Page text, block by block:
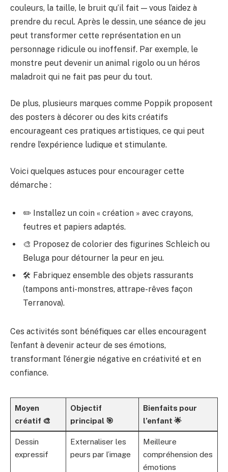
couleurs, la taille, le bruit qu’il fait — vous l’aidez à
prendre du recul. Après le dessin, une séance de jeu
peut transformer cette représentation en un
personnage ridicule ou inoffensif. Par exemple, le
monstre peut devenir un animal rigolo ou un héros
maladroit qui ne fait pas peur du tout.
De plus, plusieurs marques comme Poppik proposent
des posters à décorer ou des kits créatifs
encourageant ces pratiques artistiques, ce qui peut
rendre l’expérience ludique et stimulante.
Voici quelques astuces pour encourager cette
démarche :
✏️ Installez un coin « création » avec crayons,
feutres et papiers adaptés.
🎨 Proposez de colorier des figurines Schleich ou
Beluga pour détourner la peur en jeu.
🛠️ Fabriquez ensemble des objets rassurants
(tampons anti-monstres, attrape-rêves façon
Terranova).
Ces activités sont bénéfiques car elles encouragent
l’enfant à devenir acteur de ses émotions,
transformant l’énergie négative en créativité et en
confiance.
Moyen
créatif 🎨
Objectif
principal 🎯
Bienfaits pour
l’enfant 🌟
Dessin
expressif
Externaliser les
peurs par l’image
Meilleure
compréhension des
émotions